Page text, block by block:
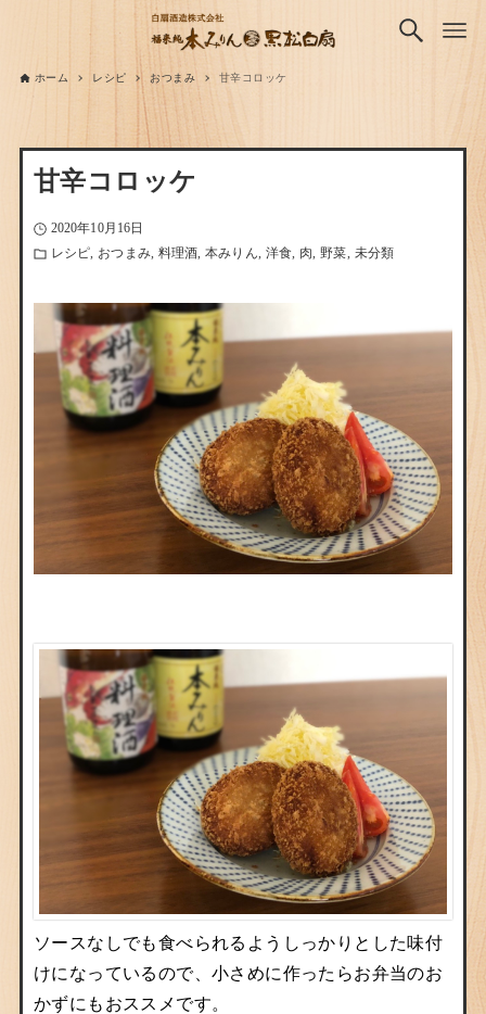
ホーム レシピ おつまみ 甘辛コロッケ
甘辛コロッケ
2020年10月16日
レシピ おつまみ 料理酒 本みりん 洋食 肉 野菜 未分類
ソースなしでも食べられるようしっかりとした味付
けになっているので、小さめに作ったらお弁当のお
かずにもおススメです。